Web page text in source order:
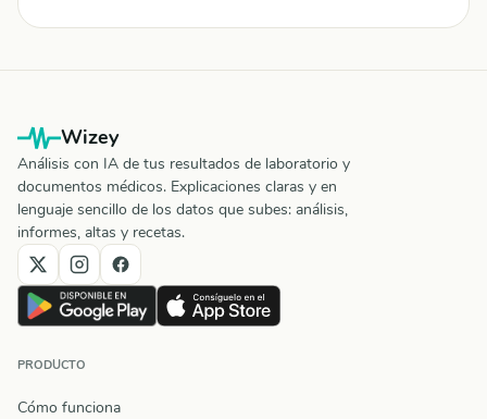
Wizey
Análisis con IA de tus resultados de laboratorio y
documentos médicos. Explicaciones claras y en
lenguaje sencillo de los datos que subes: análisis,
informes, altas y recetas.
PRODUCTO
Cómo funciona